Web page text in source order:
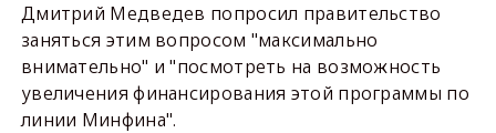
Дмитрий Медведев попросил правительство
заняться этим вопросом "максимально
внимательно" и "посмотреть на возможность
увеличения финансирования этой программы по
линии Минфина".